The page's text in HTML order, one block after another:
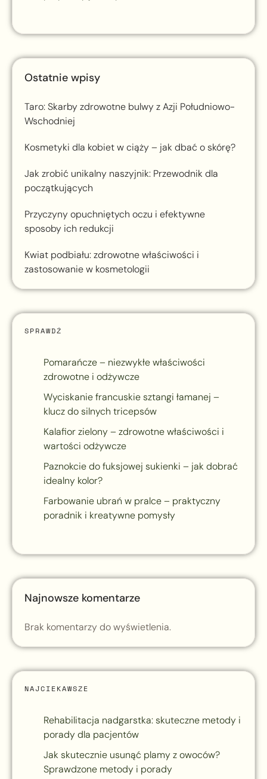
Ostatnie wpisy
Taro: Skarby zdrowotne bulwy z Azji Południowo-
Wschodniej
Kosmetyki dla kobiet w ciąży – jak dbać o skórę?
Jak zrobić unikalny naszyjnik: Przewodnik dla
początkujących
Przyczyny opuchniętych oczu i efektywne
sposoby ich redukcji
Kwiat podbiału: zdrowotne właściwości i
zastosowanie w kosmetologii
SPRAWDŹ
Pomarańcze – niezwykłe właściwości
zdrowotne i odżywcze
Wyciskanie francuskie sztangi łamanej –
klucz do silnych tricepsów
Kalafior zielony – zdrowotne właściwości i
wartości odżywcze
Paznokcie do fuksjowej sukienki – jak dobrać
idealny kolor?
Farbowanie ubrań w pralce – praktyczny
poradnik i kreatywne pomysły
Najnowsze komentarze
Brak komentarzy do wyświetlenia.
NAJCIEKAWSZE
Rehabilitacja nadgarstka: skuteczne metody i
porady dla pacjentów
Jak skutecznie usunąć plamy z owoców?
Sprawdzone metody i porady